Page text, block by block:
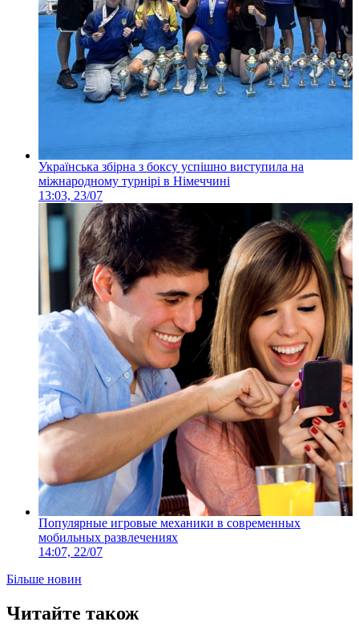
Українська збірна з боксу успішно виступила на
міжнародному турнірі в Німеччині
13:03, 23/07
Популярные игровые механики в современных
мобильных развлечениях
14:07, 22/07
Більше новин
Читайте також